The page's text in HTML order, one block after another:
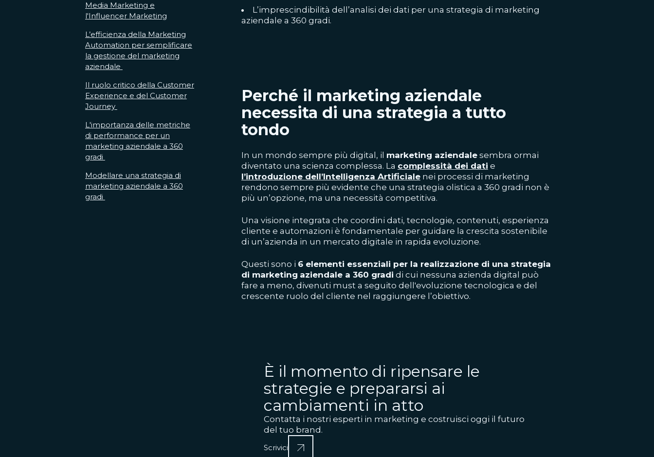
Media Marketing e
l'Influencer Marketing
L’efficienza della Marketing
Automation per semplificare
la gestione del marketing
aziendale
Il ruolo critico della Customer
Experience e del Customer
Journey
L'importanza delle metriche
di performance per un
marketing aziendale a 360
gradi
Modellare una strategia di
marketing aziendale a 360
gradi
L’imprescindibilità dell’analisi dei dati per una strategia di marketing
aziendale a 360 gradi.
Perché il marketing aziendale
necessita di una strategia a tutto
tondo
In un mondo sempre più digital, il marketing aziendale sembra ormai
diventato una scienza complessa. La complessità dei dati e
l’introduzione dell’Intelligenza Artificiale nei processi di marketing
rendono sempre più evidente che una strategia olistica a 360 gradi non è
più un’opzione, ma una necessità competitiva.
Una visione integrata che coordini dati, tecnologie, contenuti, esperienza
cliente e automazioni è fondamentale per guidare la crescita sostenibile
di un’azienda in un mercato digitale in rapida evoluzione.
Questi sono i 6 elementi essenziali per la realizzazione di una strategia
di marketing aziendale a 360 gradi di cui nessuna azienda digital può
fare a meno, divenuti must a seguito dell'evoluzione tecnologica e del
crescente ruolo del cliente nel raggiungere l’obiettivo.
È il momento di ripensare le
strategie e prepararsi ai
cambiamenti in atto
Contatta i nostri esperti in marketing e costruisci oggi il futuro
del tuo brand.
Scrivici